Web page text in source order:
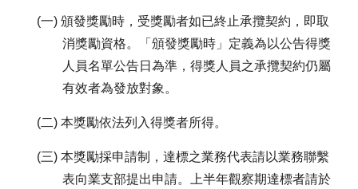
(一) 頒發獎勵時，受獎勵者如已終止承攬契約，即取
消獎勵資格。「頒發獎勵時」定義為以公告得獎
人員名單公告日為準，得獎人員之承攬契約仍屬
有效者為發放對象。
(二) 本獎勵依法列入得獎者所得。
(三) 本獎勵採申請制，達標之業務代表請以業務聯繫
表向業支部提出申請。上半年觀察期達標者請於